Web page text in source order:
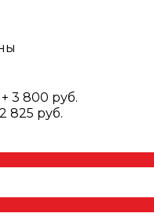
3 800 руб.
825 руб.